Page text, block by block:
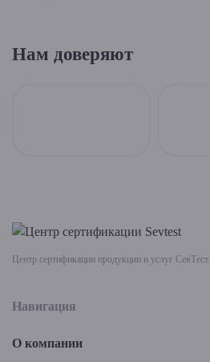
Нам доверяют
Центр сертификации продукции и услуг СевТест.
Навигация
О компании